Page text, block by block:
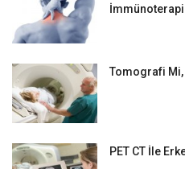
İmmünoterapi
Tomografi Mi,
PET CT İle